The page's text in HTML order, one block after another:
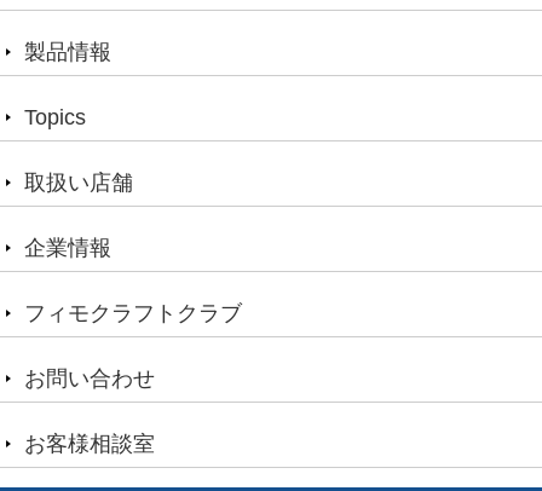
製品情報
Topics
取扱い店舗
企業情報
フィモクラフトクラブ
お問い合わせ
お客様相談室